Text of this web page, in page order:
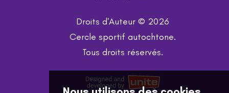
Droits d'Auteur © 2026
Cercle sportif autochtone.
Tous droits réservés.